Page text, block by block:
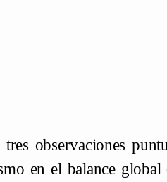
observaciones
en el balance